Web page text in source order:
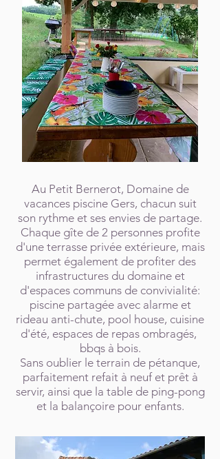
Au Petit Bernerot, Domaine de
vacances piscine Gers, chacun suit
son rythme et ses envies de partage.
Chaque gîte de 2 personnes profite
d'une terrasse privée extérieure, mais
permet également de profiter des
infrastructures du domaine et
d'espaces communs de convivialité:
piscine partagée avec alarme et
rideau anti-chute, pool house, cuisine
d'été, espaces de repas ombragés,
bbqs à bois.
Sans oublier le terrain de pétanque,
parfaitement refait à neuf et prêt à
servir, ainsi que la table de ping-pong
et la balançoire pour enfants.